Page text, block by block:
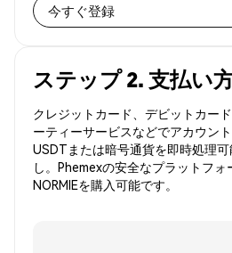
今すぐ登録
ステップ 2. 支払い
クレジットカード、デビットカー
ーティーサービスなどでアカウン
USDTまたは暗号通貨を即時処理
し。Phemexの安全なプラットフ
NORMIEを購入可能です。